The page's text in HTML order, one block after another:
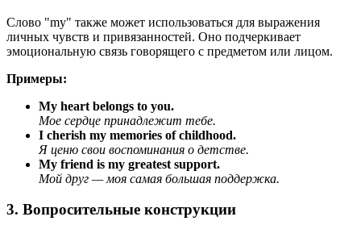
Слово "my" также может использоваться для выражения
личных чувств и привязанностей. Оно подчеркивает
эмоциональную связь говорящего с предметом или лицом.
Примеры:
My heart belongs to you.
Мое сердце принадлежит тебе.
I cherish my memories of childhood.
Я ценю свои воспоминания о детстве.
My friend is my greatest support.
Мой друг — моя самая большая поддержка.
3. Вопросительные конструкции